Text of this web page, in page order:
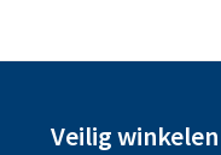
Veilig winkelen